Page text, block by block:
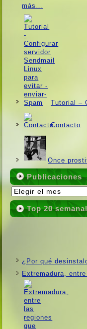
más…
Tutorial –
Contacto
Once
Publicaciones
Publicaciones
Top 20
¿Por qué
Extremadura,